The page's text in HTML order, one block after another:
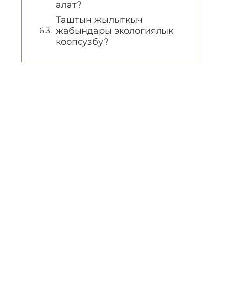
алат?
Таштын жылыткыч
жабындары экологиялык
коопсузбу?